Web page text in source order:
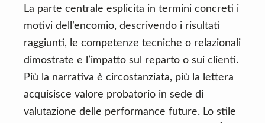
La parte centrale esplicita in termini concreti i
motivi dell’encomio, descrivendo i risultati
raggiunti, le competenze tecniche o relazionali
dimostrate e l’impatto sul reparto o sui clienti.
Più la narrativa è circostanziata, più la lettera
acquisisce valore probatorio in sede di
valutazione delle performance future. Lo stile